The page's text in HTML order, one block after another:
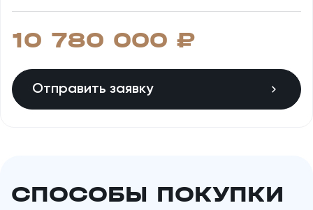
10 780 000 ​₽
Отправить заявку
СПОСОБЫ ПОКУПКИ